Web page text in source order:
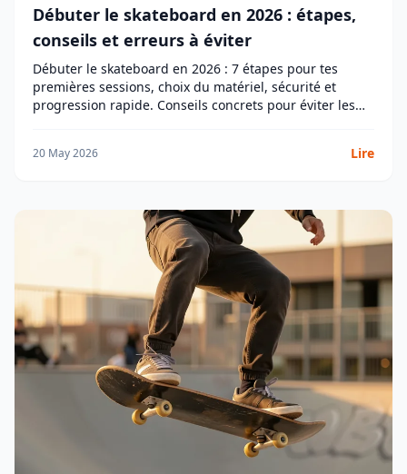
Débuter le skateboard en 2026 : étapes,
conseils et erreurs à éviter
Débuter le skateboard en 2026 : 7 étapes pour tes
premières sessions, choix du matériel, sécurité et
progression rapide. Conseils concrets pour éviter les
20 May 2026 Lire